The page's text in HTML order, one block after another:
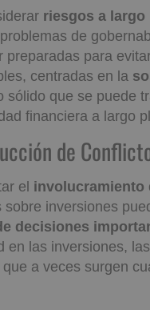
riesgos a largo
de
para
centradas en la
sólido que se puede
financiera a largo
Reducción
el involucramiento
inversiones
decisiones
en las inversiones,
a veces surgen